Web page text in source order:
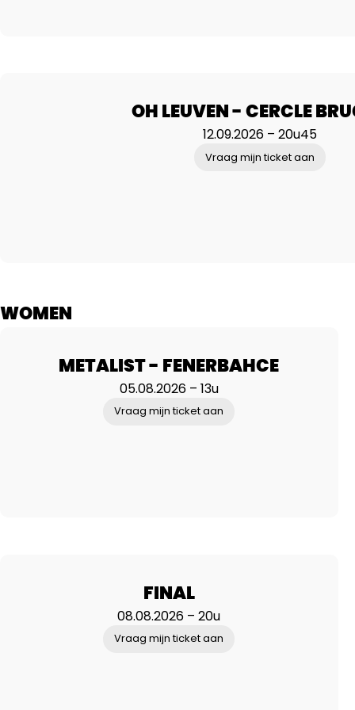
OH LEUVEN - CERCLE
12.09.2026 – 20u45
Vraag mijn ticket aan
WOMEN
METALIST - FENERBAHCE
05.08.2026 – 13u
Vraag mijn ticket aan
FINAL
08.08.2026 – 20u
Vraag mijn ticket aan